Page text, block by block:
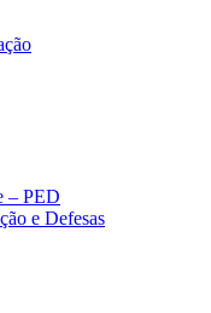
– PED
e Defesas